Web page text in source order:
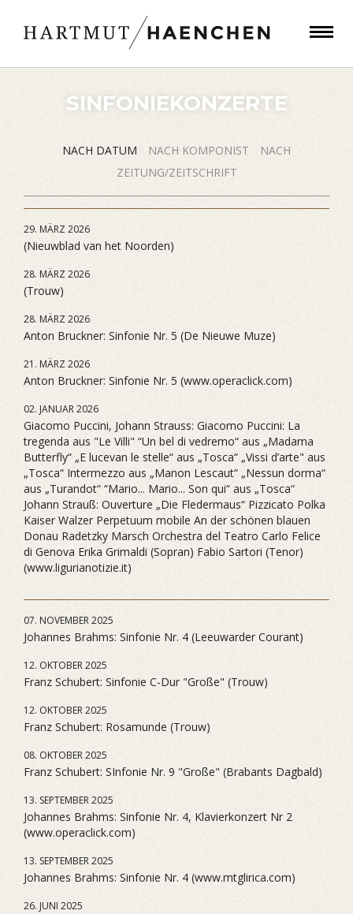
SINFONIEKONZERTE
NACH DATUM NACH KOMPONIST
NACH
ZEITUNG/ZEITSCHRIFT
29. MÄRZ 2026
(Nieuwblad van het Noorden)
28. MÄRZ 2026
(Trouw)
28. MÄRZ 2026
Anton Bruckner: Sinfonie Nr. 5 (De Nieuwe Muze)
21. MÄRZ 2026
Anton Bruckner: Sinfonie Nr. 5 (www.operaclick.com)
02. JANUAR 2026
Giacomo Puccini, Johann Strauss: Giacomo Puccini: La
tregenda aus "Le Villi" “Un bel di vedremo“ aus „Madama
Butterfly“ „E lucevan le stelle“ aus „Tosca“ „Vissi d’arte" aus
„Tosca“ Intermezzo aus „Manon Lescaut“ „Nessun dorma“
aus „Turandot“ “Mario... Mario... Son qui“ aus „Tosca“
Johann Strauß: Ouverture „Die Fledermaus“ Pizzicato Polka
Kaiser Walzer Perpetuum mobile An der schönen blauen
Donau Radetzky Marsch Orchestra del Teatro Carlo Felice
di Genova Erika Grimaldi (Sopran) Fabio Sartori (Tenor)
(www.ligurianotizie.it)
07. NOVEMBER 2025
Johannes Brahms: Sinfonie Nr. 4 (Leeuwarder Courant)
12. OKTOBER 2025
Franz Schubert: Sinfonie C-Dur "Große" (Trouw)
12. OKTOBER 2025
Franz Schubert: Rosamunde (Trouw)
08. OKTOBER 2025
Franz Schubert: SInfonie Nr. 9 "Große" (Brabants Dagbald)
13. SEPTEMBER 2025
Johannes Brahms: Sinfonie Nr. 4, Klavierkonzert Nr 2
(www.operaclick.com)
13. SEPTEMBER 2025
Johannes Brahms: Sinfonie Nr. 4 (www.mtglirica.com)
26. JUNI 2025